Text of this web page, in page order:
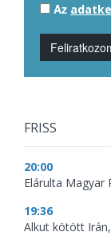
Az
FRISS
20:00
Elárulta Magyar
19:36
Alkut kötött